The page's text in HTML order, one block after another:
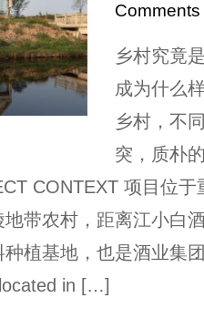
Comments
乡村究竟
成为什么
乡村，不
突，质朴
CONTEXT 项目位
带农村，距离江小白
植基地，也是酒业集
in […]